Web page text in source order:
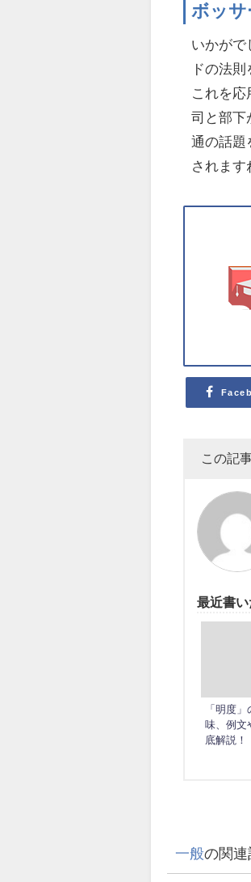
ボッサ
いかがで
ドの法
これを
司と部下
通の話題
されます
この記
最近書
「明度
味、例文
底解説！
一般の関連